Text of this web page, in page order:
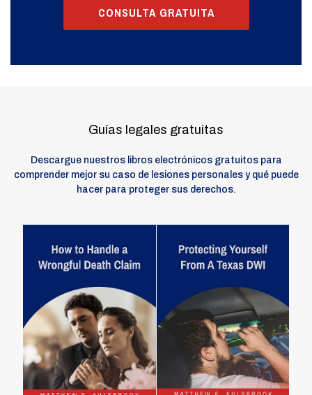
CONSULTA GRATUITA
Guías legales gratuitas
Descargue nuestros libros electrónicos gratuitos para
comprender mejor su caso de lesiones personales y qué puede
hacer para proteger sus derechos.